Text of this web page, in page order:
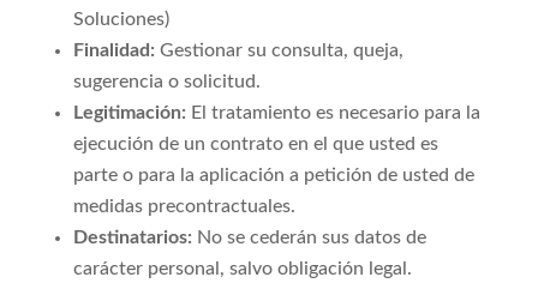
Soluciones)
Finalidad: Gestionar su consulta, queja,
sugerencia o solicitud.
Legitimación: El tratamiento es necesario para la
ejecución de un contrato en el que usted es
parte o para la aplicación a petición de usted de
medidas precontractuales.
Destinatarios: No se cederán sus datos de
carácter personal, salvo obligación legal.